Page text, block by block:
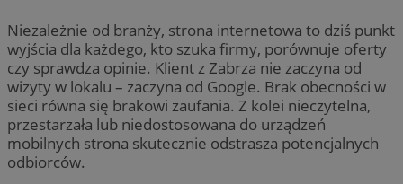
Niezależnie od branży, strona internetowa to dziś punkt
wyjścia dla każdego, kto szuka firmy, porównuje oferty
czy sprawdza opinie. Klient z Zabrza nie zaczyna od
wizyty w lokalu – zaczyna od Google. Brak obecności w
sieci równa się brakowi zaufania. Z kolei nieczytelna,
przestarzała lub niedostosowana do urządzeń
mobilnych strona skutecznie odstrasza potencjalnych
odbiorców.